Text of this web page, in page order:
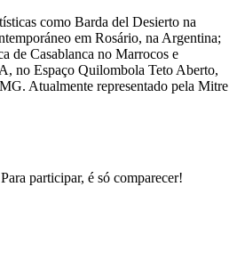
como Barda del Desierto na
em Rosário, na Argentina;
de Casablanca no Marrocos e
no Espaço Quilombola Teto Aberto,
Atualmente representado pela Mitre
participar, é só comparecer!